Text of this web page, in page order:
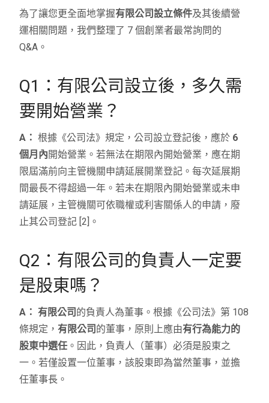
為了讓您更全面地掌握有限公司設立條件及其後續營
運相關問題，我們整理了 7 個創業者最常詢問的
Q&A。
Q1：有限公司設立後，多久需
要開始營業？
A： 根據《公司法》規定，公司設立登記後，應於 6
個月內開始營業。若無法在期限內開始營業，應在期
限屆滿前向主管機關申請延展開業登記。每次延展期
間最長不得超過一年。若未在期限內開始營業或未申
請延展，主管機關可依職權或利害關係人的申請，廢
止其公司登記 [2]。
Q2：有限公司的負責人一定要
是股東嗎？
A： 有限公司 的負責人為董事。根據《公司法》第 108
條規定，有限公司 的董事，原則上應由有行為能力的
股東中選任 。因此，負責人（董事）必須是股東之
一。若僅設置一位董事，該股東即為當然董事，並擔
任董事長。